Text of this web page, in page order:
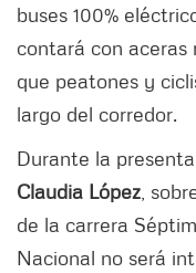
buses 100%
contará con aceras
que peatones y
largo del corredor.
Durante la
Claudia López ,
de la carrera
Nacional no será